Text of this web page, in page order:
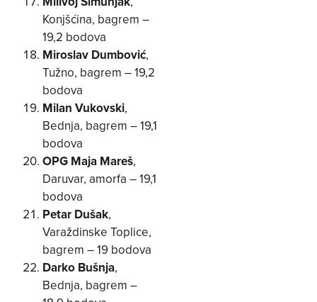
Konjšćina, bagrem –
19,2 bodova
Miroslav Dumbović,
Tužno, bagrem – 19,2
bodova
Milan Vukovski,
Bednja, bagrem – 19,1
bodova
OPG Maja Mareš,
Daruvar, amorfa – 19,1
bodova
Petar Dušak,
Varaždinske Toplice,
bagrem – 19 bodova
Darko Bušnja,
Bednja, bagrem –